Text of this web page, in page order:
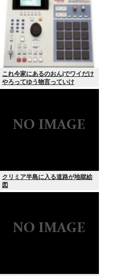
これ今家にあるのおんjでワイだけ
やろってゆう物言っていけ
クリミア半島に入る道路が地獄絵
図